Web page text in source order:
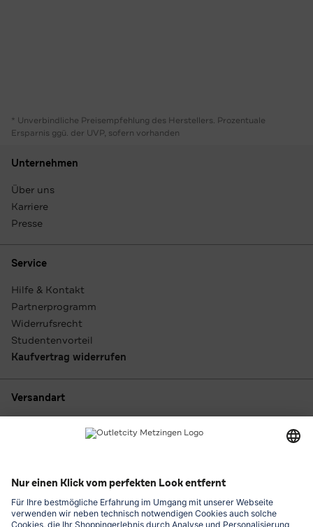
* Unverbindliche Preisempfehlung des Herstellers. Prozentuale
Ersparnis ggü. der UVP, sofern vorhanden
Unternehmen
Über uns
Karriere
Presse
Service
Hilfe & Kontakt
Partnerprogramm
Widerrufsrecht
Studentenvorteil
Kaufvertrag widerrufen
Versandart